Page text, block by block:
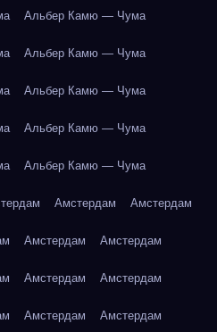
Альбер Камю — Чума
Альбер Камю — Чума
Альбер Камю — Чума
Альбер Камю — Чума
Альбер Камю — Чума
Амстердам Амстердам
Амстердам Амстердам
Амстердам Амстердам
Амстердам Амстердам